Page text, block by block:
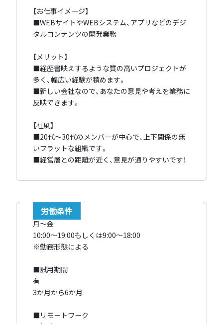
【お仕事イメージ】
■WEBサイトやWEBシステム、アプリなどのデジ
タルコンテンツの開発業務
【メリット】
■経歴書映えするような質の高いプロジェクトが
多く、幅広い経験が積めます。
■新しい会社なので、あなたの意見や考えを業務に
反映できます。
【社風】
■20代～30代のメンバーが中心で、上下関係の無
いフラットな組織です。
■経営層との距離が近く、意見が通りやすいです！
労働条件
月～金
10:00〜19:00もしくは9:00～18:00
※勤務形態による
■試用期間
有
3か月から6か月
■リモートワーク